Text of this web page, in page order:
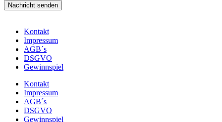
Nachricht senden
Kontakt
Impressum
AGB´s
DSGVO
Gewinnspiel
Kontakt
Impressum
AGB´s
DSGVO
Gewinnspiel